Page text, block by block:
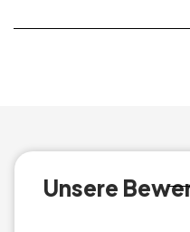
Unsere